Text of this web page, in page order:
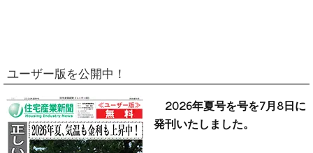
ユーザー版を公開中！
2026年夏号を号を7月8日に
発刊いたしました。